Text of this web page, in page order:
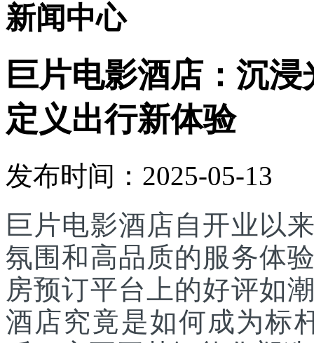
新闻中心
巨片电影酒店：‌沉
定义出行新体验
发布时间：2025-05-13
巨片电影酒店自开业以
氛围和高品质的服务体
房预订平台上的好评如
酒店究竟是如何成为标